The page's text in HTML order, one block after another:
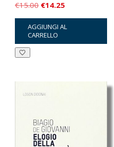
€15.00 Il
prezzo
originale
era:
€14.25Il
prezzo
attuale
è:
AGGIUNGI AL
CARRELLO